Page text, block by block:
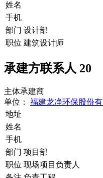
姓名
手机
部门 设计部
职位 建筑设计师
承建方联系人 20
主体承建商
单位： 福建龙净环保股份有
地址
姓名
手机
部门 项目部
职位 现场项目负责人